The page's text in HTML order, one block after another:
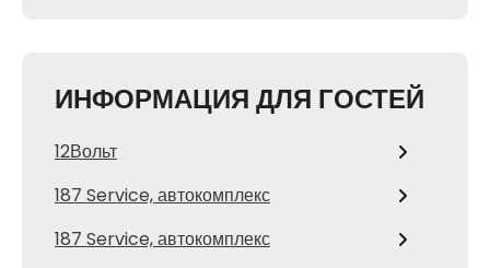
ИНФОРМАЦИЯ ДЛЯ ГОСТЕЙ
12Вольт
187 Service, автокомплекс
187 Service, автокомплекс